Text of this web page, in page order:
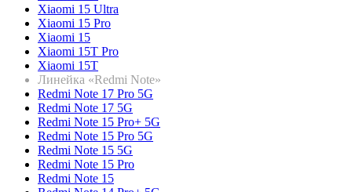
Xiaomi 15 Ultra
Xiaomi 15 Pro
Xiaomi 15
Xiaomi 15T Pro
Xiaomi 15T
Линейка «Redmi Note»
Redmi Note 17 Pro 5G
Redmi Note 17 5G
Redmi Note 15 Pro+ 5G
Redmi Note 15 Pro 5G
Redmi Note 15 5G
Redmi Note 15 Pro
Redmi Note 15